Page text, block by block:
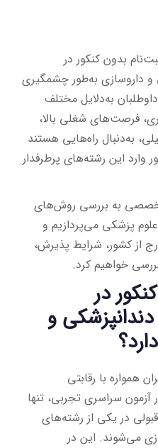
بدون کنکور در
داروسازی به‌طور چشمگیری
به‌دلایل مختلف
فرصت‌های شغلی بالا،
به‌دنبال راه‌هایی هستند
وارد این رشته‌های پرطرفدار
به بررسی روش‌های
پزشکی می‌پردازیم و
از کشور، شرایط پذیرش،
خواهیم کرد.
در
و
همواره با رقابتی
سراسری تجربی، تنها
قبولی در یکی از رشته‌های
می‌شوند. این در